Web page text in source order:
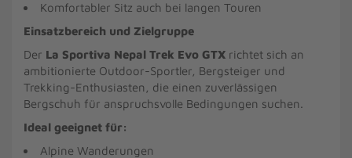
Komfortabler Sitz auch bei langen Touren
Einsatzbereich und Zielgruppe
Der La Sportiva Nepal Trek Evo GTX richtet sich an
ambitionierte Outdoor-Sportler, Bergsteiger und
Trekking-Enthusiasten, die einen zuverlässigen
Bergschuh für anspruchsvolle Bedingungen suchen.
Ideal geeignet für:
Alpine Wanderungen